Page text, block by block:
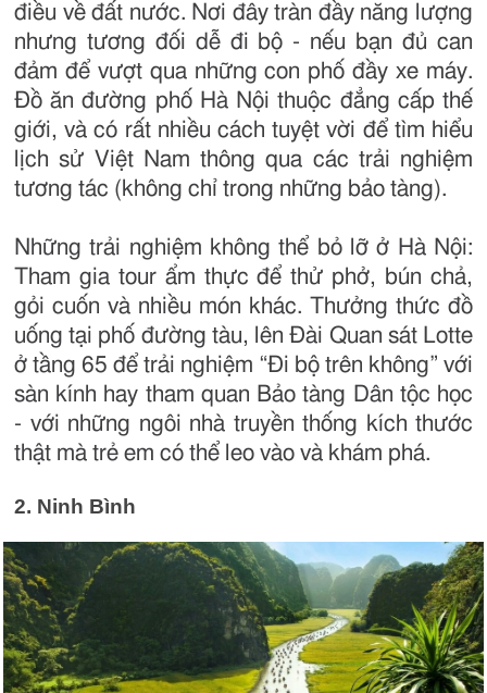
điều về đất nước. Nơi đây tràn đầy năng lượng
nhưng tương đối dễ đi bộ - nếu bạn đủ can
đảm để vượt qua những con phố đầy xe máy.
Đồ ăn đường phố Hà Nội thuộc đẳng cấp thế
giới, và có rất nhiều cách tuyệt vời để tìm hiểu
lịch sử Việt Nam thông qua các trải nghiệm
tương tác (không chỉ trong những bảo tàng).
Những trải nghiệm không thể bỏ lỡ ở Hà Nội:
Tham gia tour ẩm thực để thử phở, bún chả,
gỏi cuốn và nhiều món khác. Thưởng thức đồ
uống tại phố đường tàu, lên Đài Quan sát Lotte
ở tầng 65 để trải nghiệm “Đi bộ trên không” với
sàn kính hay tham quan Bảo tàng Dân tộc học
- với những ngôi nhà truyền thống kích thước
thật mà trẻ em có thể leo vào và khám phá.
2. Ninh Bình